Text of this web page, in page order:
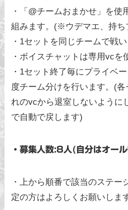
・「@チームおまかせ」を使
組みます。(※ウデマエ、持ち
・1セットを同じチームで戦い
・ボイスチャットは専用vcを
・1セット終了毎にプライベ
度チーム分けを行います。(
れのvcから退室しないように
で自動で戻します)
・募集人数:8人(自分はオー
・上から順番で該当のステー
定の方はよろしくお願いしま